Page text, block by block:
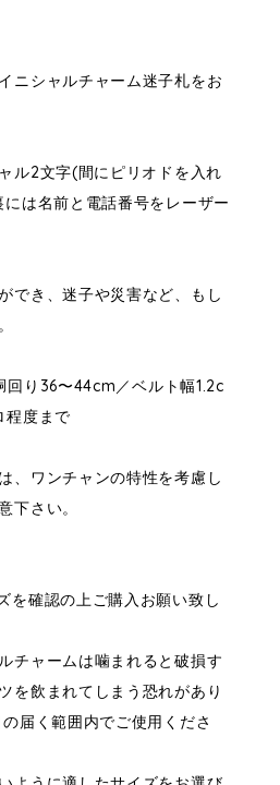
ニシャルチャーム迷子札をお
ル2文字(間にピリオドを入れ
は名前と電話番号をレーザー
でき、迷子や災害など、もし
回り36〜44cm／ベルト幅1.2c
程度まで
、ワンチャンの特性を考慮し
下さい。
を確認の上ご購入お願い致し
チャームは噛まれると破損す
を飲まれてしまう恐れがあり
届く範囲内でご使用くださ